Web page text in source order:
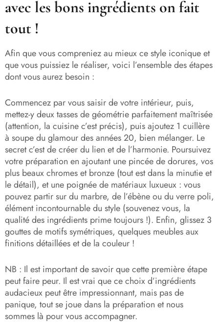
avec les bons ingrédients on fait
tout !
Afin que vous compreniez au mieux ce style iconique et
que vous puissiez le réaliser, voici l’ensemble des étapes
dont vous aurez besoin :
Commencez par vous saisir de votre intérieur, puis,
mettez-y deux tasses de géométrie parfaitement maîtrisée
(attention, la cuisine c’est précis), puis ajoutez 1 cuillère
à soupe du glamour des années 20, bien mélanger. Le
secret c’est de créer du lien et de l’harmonie. Poursuivez
votre préparation en ajoutant une pincée de dorures, vos
plus beaux chromes et bronze (tout est dans la minutie et
le détail), et une poignée de matériaux luxueux : vous
pouvez partir sur du marbre, de l’ébène ou du verre poli,
élément incontournable du style (souvenez vous, la
qualité des ingrédients prime toujours !). Enfin, glissez 3
gouttes de motifs symétriques, quelques meubles aux
finitions détaillées et de la couleur !
NB : Il est important de savoir que cette première étape
peut faire peur. Il est vrai que ce choix d’ingrédients
audacieux peut être impressionnant, mais pas de
panique, tout se joue dans la préparation et nous
sommes là pour vous accompagner.